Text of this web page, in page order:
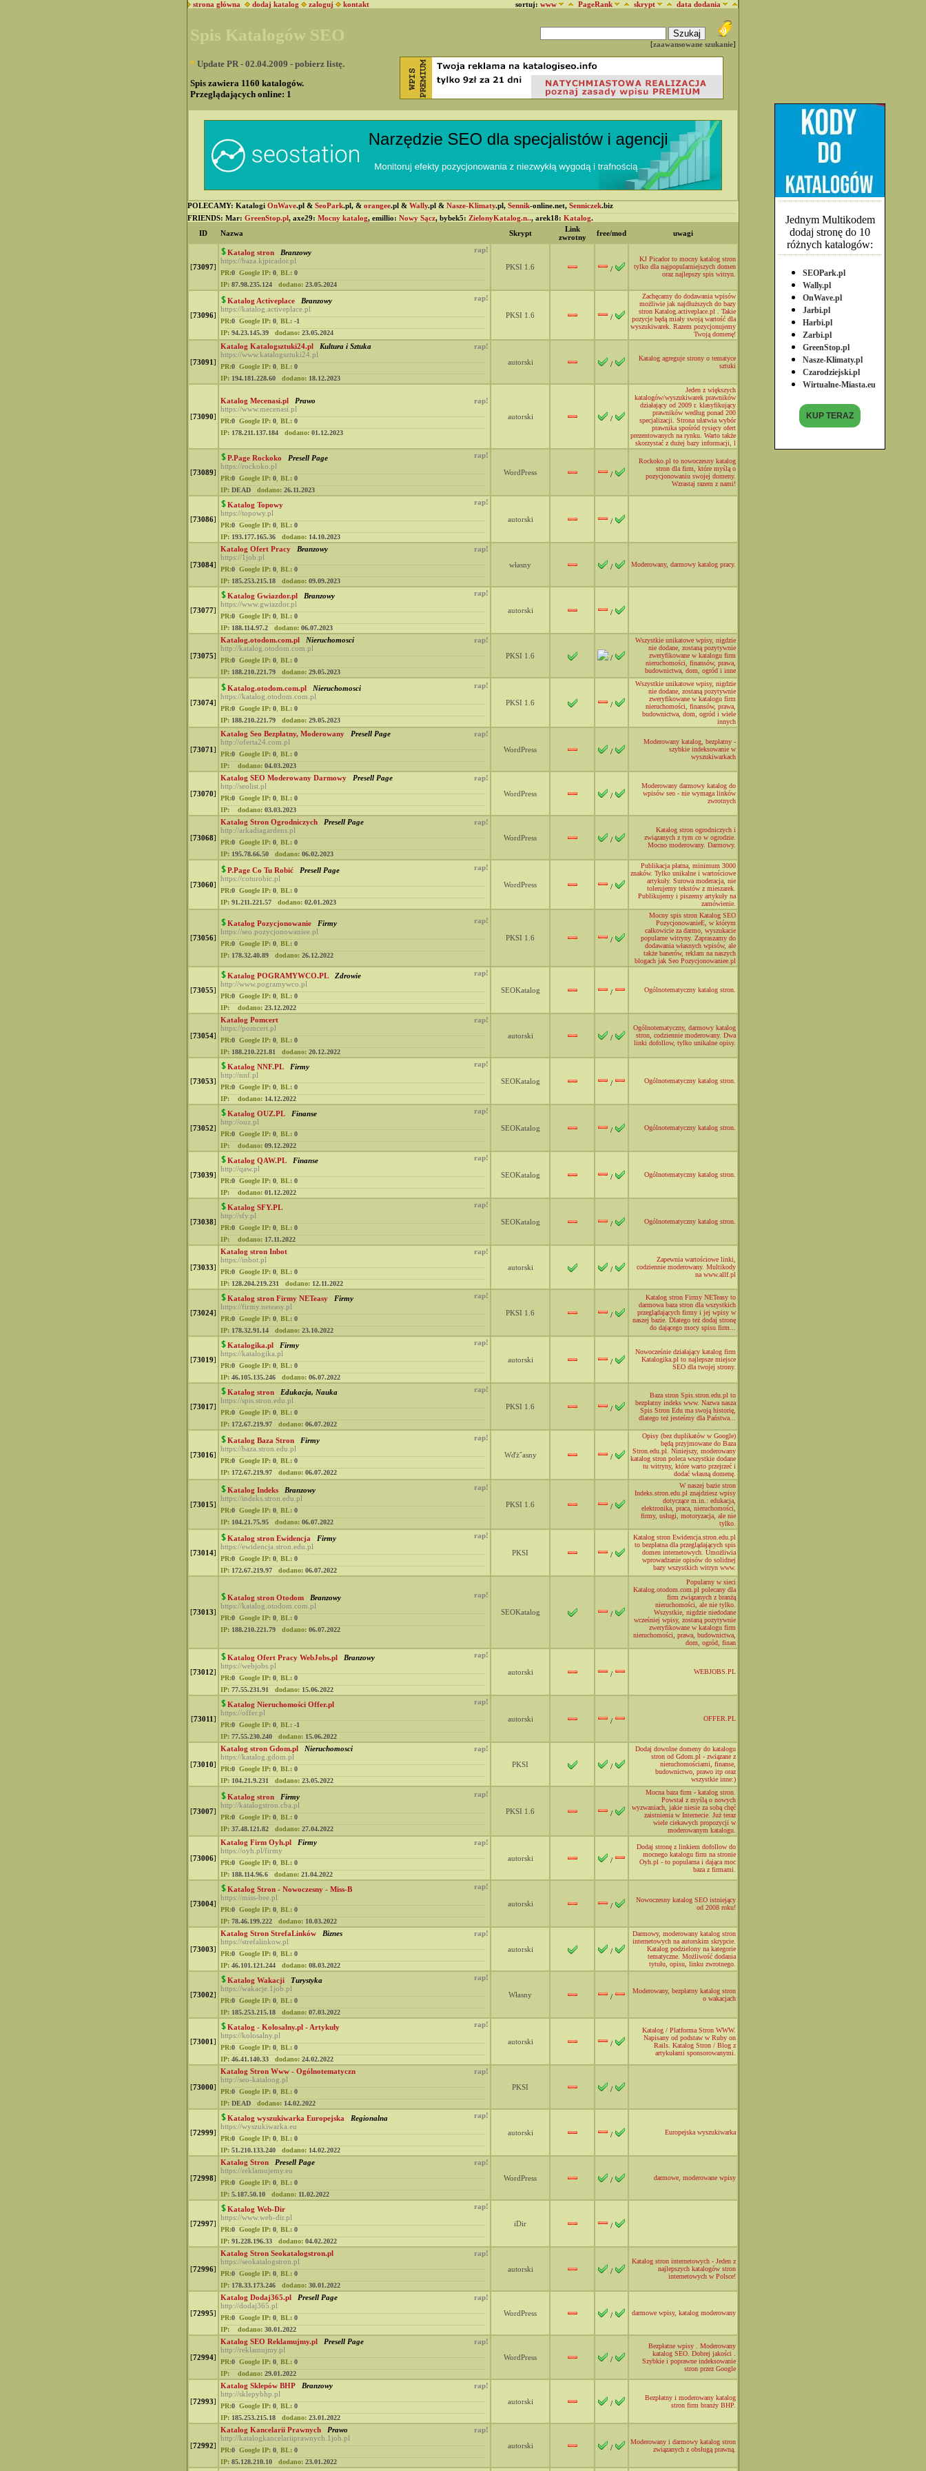
Jednym Multikodem
dodaj stronę do 10
różnych katalogów:
SEOPark.pl
Wally.pl
OnWave.pl
Jarbi.pl
Harbi.pl
Zarbi.pl
GreenStop.pl
Nasze-Klimaty.pl
Czarodziejski.pl
Wirtualne-Miasta.eu
KUP TERAZ
strona główna dodaj katalog zaloguj kontakt sortuj: www PageRank skrypt data dodania
Spis Katalogów SEO
* Update PR - 02.04.2009 - pobierz listę.
Spis zawiera 1160 katalogów.
Przeglądających online: 1
[zaawansowane szukanie]
POLECAMY: Katalogi OnWave.pl & SeoPark.pl, & orangee.pl & Wally.pl & Nasze-Klimaty.pl, Sennik-online.net, Senniczek.biz
FRIENDS: Mar: GreenStop.pl, axe29: Mocny katalog, emillio: Nowy Sącz, bybek5: ZielonyKatalog.n.., arek18: Katalog.
ID
Nazwa Skrypt
Link
zwrotny
free/mod uwagi
[73097]
Katalog stron Branzowy
rap!
https://baza.kjpicador.pl
PR:0 Google IP: 0 BL: 0
IP: 87.98.235.124 dodano: 23.05.2024
PKSI 1.6 /
KJ Picador to mocny katalog stron
tylko dla najpopularniejszych domen
oraz najlepszy spis witryn.
[73096]
Katalog Activeplace Branzowy
rap!
https://katalog.activeplace.pl
PR:0 Google IP: 0 BL: -1
IP: 94.23.145.39 dodano: 23.05.2024
PKSI 1.6 /
Zachęcamy do dodawania wpisów
możliwie jak najdłuższych do bazy
stron Katalog.activeplace.pl . Takie
pozycje będą miały swoją wartość dla
wyszukiwarek. Razem pozycjonujemy
Twoją domenę!
[73091]
Katalog Katalogsztuki24.pl Kultura i Sztuka
rap!
https://www.katalogsztuki24.pl
PR:0 Google IP: 0 BL: 0
IP: 194.181.228.60 dodano: 18.12.2023
autorski /
Katalog agreguje strony o tematyce
sztuki
[73090]
Katalog Mecenasi.pl Prawo
rap!
https://www.mecenasi.pl
PR:0 Google IP: 0 BL: 0
IP: 178.211.137.184 dodano: 01.12.2023
autorski /
Jeden z większych
katalogów/wyszukiwarek prawników
działający od 2009 r. klasyfikujący
prawników według ponad 200
specjalizacji. Strona ułatwia wybór
prawnika spośród tysięcy ofert
prezentowanych na rynku. Warto także
skorzystać z dużej bazy informacji, l
[73089]
P.Page Rockoko Presell Page
rap!
https://rockoko.pl
PR:0 Google IP: 0 BL: 0
IP: DEAD dodano: 26.11.2023
WordPress /
Rockoko.pl to nowoczesny katalog
stron dla firm, które myślą o
pozycjonowaniu swojej domeny.
Wzrastaj razem z nami!
[73086]
Katalog Topowy
rap!
https://topowy.pl
PR:0 Google IP: 0 BL: 0
IP: 193.177.165.36 dodano: 14.10.2023
autorski /
[73084]
Katalog Ofert Pracy Branzowy
rap!
https://1job.pl
PR:0 Google IP: 0 BL: 0
IP: 185.253.215.18 dodano: 09.09.2023
własny / Moderowany, darmowy katalog pracy.
[73077]
Katalog Gwiazdor.pl Branzowy
rap!
https://www.gwiazdor.pl
PR:0 Google IP: 0 BL: 0
IP: 188.114.97.2 dodano: 06.07.2023
autorski /
[73075]
Katalog.otodom.com.pl Nieruchomosci
rap!
http://katalog.otodom.com.pl
PR:0 Google IP: 0 BL: 0
IP: 188.210.221.79 dodano: 29.05.2023
PKSI 1.6 /
Wszystkie unikatowe wpisy, nigdzie
nie dodane, zostaną pozytywnie
zweryfikowane w katalogu firm
nieruchomości, finansów, prawa,
budownictwa, dom, ogród i inne
[73074]
Katalog.otodom.com.pl Nieruchomosci
rap!
https://katalog.otodom.com.pl
PR:0 Google IP: 0 BL: 0
IP: 188.210.221.79 dodano: 29.05.2023
PKSI 1.6 /
Wszystkie unikatowe wpisy, nigdzie
nie dodane, zostaną pozytywnie
zweryfikowane w katalogu firm
nieruchomości, finansów, prawa,
budownictwa, dom, ogród i wiele
innych
[73071]
Katalog Seo Bezpłatny, Moderowany Presell Page
rap!
http://oferta24.com.pl
PR:0 Google IP: 0 BL: 0
IP:
dodano: 04.03.2023
WordPress /
Moderowany katalog, bezpłatny -
szybkie indeksowanie w
wyszukiwarkach
[73070]
Katalog SEO Moderowany Darmowy Presell Page
rap!
http://seolist.pl
PR:0 Google IP: 0 BL: 0
IP:
dodano: 03.03.2023
WordPress /
Moderowany darmowy katalog do
wpisów seo - nie wymaga linków
zwrotnych
[73068]
Katalog Stron Ogrodniczych Presell Page
rap!
http://arkadiagardens.pl
PR:0 Google IP: 0 BL: 0
IP: 195.78.66.50 dodano: 06.02.2023
WordPress /
Katalog stron ogrodniczych i
związanych z tym co w ogrodzie.
Mocno moderowany. Darmowy.
[73060]
P.Page Co Tu Robić Presell Page
rap!
https://coturobic.pl
PR:0 Google IP: 0 BL: 0
IP: 91.211.221.57 dodano: 02.01.2023
WordPress /
Publikacja płatna, minimum 3000
znaków. Tylko unikalne i wartościowe
artykuły. Surowa moderacja, nie
tolerujemy tekstów z mieszarek.
Publikujemy i piszemy artykuły na
zamówienie.
[73056]
Katalog Pozycjonowanie Firmy
rap!
https://seo.pozycjonowaniee.pl
PR:0 Google IP: 0 BL: 0
IP: 178.32.40.89 dodano: 26.12.2022
PKSI 1.6 /
Mocny spis stron Katalog SEO
PozycjonowanieE, w którym
całkowicie za darmo, wyszukacie
popularne witryny. Zapraszamy do
dodawania własnych wpisów, ale
także banerów, reklam na naszych
blogach jak Seo Pozycjonowaniee.pl
[73055]
Katalog POGRAMYWCO.PL Zdrowie
rap!
http://www.pogramywco.pl
PR:0 Google IP: 0 BL: 0
IP:
dodano: 23.12.2022
SEOKatalog / Ogólnotematyczny katalog stron.
[73054]
Katalog Pomcert
rap!
https://pomcert.pl
PR:0 Google IP: 0 BL: 0
IP: 188.210.221.81 dodano: 20.12.2022
autorski /
Ogólnotematyczny, darmowy katalog
stron, codziennie moderowany. Dwa
linki dofollow, tylko unikalne opisy.
[73053]
Katalog NNF.PL Firmy
rap!
http://nnf.pl
PR:0 Google IP: 0 BL: 0
IP:
dodano: 14.12.2022
SEOKatalog / Ogólnotematyczny katalog stron.
[73052]
Katalog OUZ.PL Finanse
rap!
http://ouz.pl
PR:0 Google IP: 0 BL: 0
IP:
dodano: 09.12.2022
SEOKatalog / Ogólnotematyczny katalog stron.
[73039]
Katalog QAW.PL Finanse
rap!
http://qaw.pl
PR:0 Google IP: 0 BL: 0
IP:
dodano: 01.12.2022
SEOKatalog / Ogólnotematyczny katalog stron.
[73038]
Katalog SFY.PL
rap!
http://sfy.pl
PR:0 Google IP: 0 BL: 0
IP:
dodano: 17.11.2022
SEOKatalog / Ogólnotematyczny katalog stron.
[73033]
Katalog stron Inbot
rap!
https://inbot.pl
PR:0 Google IP: 0 BL: 0
IP: 128.204.219.231 dodano: 12.11.2022
autorski /
Zapewnia wartościowe linki,
codziennie moderowany. Multikody
na www.allf.pl
[73024]
Katalog stron Firmy NETeasy Firmy
rap!
https://firmy.neteasy.pl
PR:0 Google IP: 0 BL: 0
IP: 178.32.91.14 dodano: 23.10.2022
PKSI 1.6 /
Katalog stron Firmy NETeasy to
darmowa baza stron dla wszystkich
przeglądających firmy i jej wpisy w
naszej bazie. Dlatego też dodaj stronę
do dającego mocy spisu firm...
[73019]
Katalogika.pl Firmy
rap!
https://katalogika.pl
PR:0 Google IP: 0 BL: 0
IP: 46.105.135.246 dodano: 06.07.2022
autorski /
Nowocześnie działający katalog firm
Katalogika.pl to najlepsze miejsce
SEO dla twojej strony.
[73017]
Katalog stron Edukacja, Nauka
rap!
https://spis.stron.edu.pl
PR:0 Google IP: 0 BL: 0
IP: 172.67.219.97 dodano: 06.07.2022
PKSI 1.6 /
Baza stron Spis.stron.edu.pl to
bezpłatny indeks www. Nazwa nasza
Spis Stron Edu ma swoją historię,
dlatego też jesteśmy dla Państwa...
[73016]
Katalog Baza Stron Firmy
rap!
https://baza.stron.edu.pl
PR:0 Google IP: 0 BL: 0
IP: 172.67.219.97 dodano: 06.07.2022
Wďż˝asny /
Opisy (bez duplikatów w Google)
będą przyjmowane do Baza
Stron.edu.pl. Niniejszy, moderowany
katalog stron poleca wszystkie dodane
tu witryny, które warto przejrzeć i
dodać własną domenę.
[73015]
Katalog Indeks Branzowy
rap!
https://indeks.stron.edu.pl
PR:0 Google IP: 0 BL: 0
IP: 104.21.75.95 dodano: 06.07.2022
PKSI 1.6 /
W naszej bazie stron
Indeks.stron.edu.pl znajdziesz wpisy
dotyczące m.in.: edukacja,
elektronika, praca, nieruchomości,
firmy, usługi, motoryzacja, ale nie
tylko.
[73014]
Katalog stron Ewidencja Firmy
rap!
https://ewidencja.stron.edu.pl
PR:0 Google IP: 0 BL: 0
IP: 172.67.219.97 dodano: 06.07.2022
PKSI /
Katalog stron Ewidencja.stron.edu.pl
to bezpłatna dla przeglądających spis
domen internetowych. Umożliwia
wprowadzanie opisów do solidnej
bazy wszystkich witryn www.
[73013]
Katalog stron Otodom Branzowy
rap!
https://katalog.otodom.com.pl
PR:0 Google IP: 0 BL: 0
IP: 188.210.221.79 dodano: 06.07.2022
SEOKatalog /
Popularny w sieci
Katalog.otodom.com.pl polecany dla
firm związanych z branżą
nieruchomości, ale nie tylko.
Wszystkie, nigdzie niedodane
wcześniej wpisy, zostaną pozytywnie
zweryfikowane w katalogu firm
nieruchomości, prawa, budownictwa,
dom, ogród, finan
[73012]
Katalog Ofert Pracy WebJobs.pl Branzowy
rap!
https://webjobs.pl
PR:0 Google IP: 0 BL: 0
IP: 77.55.231.91 dodano: 15.06.2022
autorski / WEBJOBS.PL
[73011]
Katalog Nieruchomości Offer.pl
rap!
https://offer.pl
PR:0 Google IP: 0 BL: -1
IP: 77.55.230.240 dodano: 15.06.2022
autorski / OFFER.PL
[73010]
Katalog stron Gdom.pl Nieruchomosci
rap!
https://katalog.gdom.pl
PR:0 Google IP: 0 BL: 0
IP: 104.21.9.231 dodano: 23.05.2022
PKSI /
Dodaj dowolne domeny do katalogu
stron od Gdom.pl - związane z
nieruchomościami, finanse,
budownictwo, prawo itp oraz
wszystkie inne:)
[73007]
Katalog stron Firmy
rap!
http://katalogstron.cba.pl
PR:0 Google IP: 0 BL: 0
IP: 37.48.121.82 dodano: 27.04.2022
PKSI 1.6 /
Mocna baza firm - katalog stron.
Powstał z myślą o nowych
wyzwaniach, jakie niesie za sobą chęć
zaistnienia w Internecie. Już teraz
wiele ciekawych propozycji w
moderowanym katalogu.
[73006]
Katalog Firm Oyh.pl Firmy
rap!
https://oyh.pl/firmy
PR:0 Google IP: 0 BL: 0
IP: 188.114.96.6 dodano: 21.04.2022
autorski /
Dodaj stronę z linkiem dofollow do
mocnego katalogu firm na stronie
Oyh.pl - to popularna i dająca moc
baza z firmami.
[73004]
Katalog Stron - Nowoczesny - Miss-B
rap!
https://miss-bee.pl
PR:0 Google IP: 0 BL: 0
IP: 78.46.199.222 dodano: 10.03.2022
autorski /
Nowoczesny katalog SEO istniejący
od 2008 roku!
[73003]
Katalog Stron StrefaLinków Biznes
rap!
https://strefalinkow.pl
PR:0 Google IP: 0 BL: 0
IP: 46.101.121.244 dodano: 08.03.2022
autorski /
Darmowy, moderowany katalog stron
internetowych na autorskim skrypcie.
Katalog podzielony na kategorie
tematyczne. Możliwość dodania
tytułu, opisu, linku zwrotnego.
[73002]
Katalog Wakacji Turystyka
rap!
https://wakacje.1job.pl
PR:0 Google IP: 0 BL: 0
IP: 185.253.215.18 dodano: 07.03.2022
Własny /
Moderowany, bezpłatny katalog stron
o wakacjach
[73001]
Katalog - Kolosalny.pl - Artykuły
rap!
https://kolosalny.pl
PR:0 Google IP: 0 BL: 0
IP: 46.41.140.33 dodano: 24.02.2022
autorski /
Katalog / Platforma Stron WWW.
Napisany od podstaw w Ruby on
Rails. Katalog Stron / Blog z
artykułami sponsorowanymi.
[73000]
Katalog Stron Www - Ogólnotematyczn
rap!
http://seo-kataloog.pl
PR:0 Google IP: 0 BL: 0
IP: DEAD dodano: 14.02.2022
PKSI /
[72999]
Katalog wyszukiwarka Europejska Regionalna
rap!
https://wyszukiwarka.eu
PR:0 Google IP: 0 BL: 0
IP: 51.210.133.240 dodano: 14.02.2022
autorski / Europejska wyszukiwarka
[72998]
Katalog Stron Presell Page
rap!
https://reklamujemy.eu
PR:0 Google IP: 0 BL: 0
IP: 5.187.50.10 dodano: 11.02.2022
WordPress / darmowe, moderowane wpisy
[72997]
Katalog Web-Dir
rap!
https://www.web-dir.pl
PR:0 Google IP: 0 BL: 0
IP: 91.228.196.33 dodano: 04.02.2022
iDir /
[72996]
Katalog Stron Seokatalogstron.pl
rap!
https://seokatalogstron.pl
PR:0 Google IP: 0 BL: 0
IP: 178.33.173.246 dodano: 30.01.2022
autorski /
Katalog stron internetowych - Jeden z
najlepszych katalogów stron
internetowych w Polsce!
[72995]
Katalog Dodaj365.pl Presell Page
rap!
http://dodaj365.pl
PR:0 Google IP: 0 BL: 0
IP:
dodano: 30.01.2022
WordPress / darmowe wpisy, katalog moderowany
[72994]
Katalog SEO Reklamujmy.pl Presell Page
rap!
http://reklamujmy.pl
PR:0 Google IP: 0 BL: 0
IP:
dodano: 29.01.2022
WordPress /
Bezpłatne wpisy . Moderowany
katalog SEO. Dobrej jakości .
Szybkie i poprawne indeksowanie
stron przez Google
[72993]
Katalog Sklepów BHP Branzowy
rap!
http://sklepybhp.pl
PR:0 Google IP: 0 BL: 0
IP: 185.253.215.18 dodano: 23.01.2022
autorski /
Bezpłatny i moderowany katalog
stron firm branży BHP.
[72992]
Katalog Kancelarii Prawnych Prawo
rap!
http://katalogkancelariiprawnych.1job.pl
PR:0 Google IP: 0 BL: 0
IP: 85.128.210.10 dodano: 23.01.2022
autorski /
Moderowany i darmowy katalog stron
związanych z obsługą prawną.